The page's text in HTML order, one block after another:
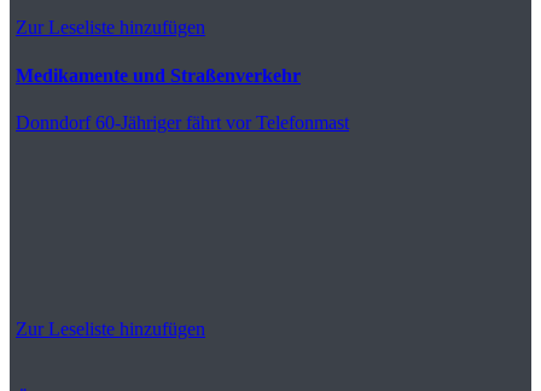
Zur Leseliste hinzufügen
Medikamente und Straßenverkehr
Donndorf60-Jähriger fährt vor Telefonmast
Zur Leseliste hinzufügen